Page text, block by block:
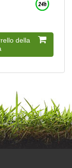
della